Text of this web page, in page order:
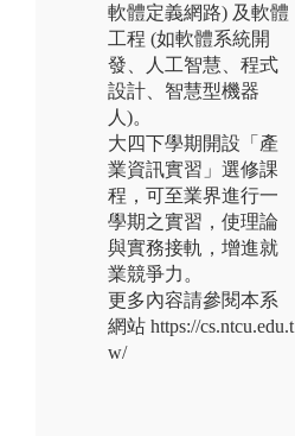
軟體定義網路) 及軟體
工程 (如軟體系統開
發、人工智慧、程式
設計、智慧型機器
人)。
大四下學期開設「產
業資訊實習」選修課
程，可至業界進行一
學期之實習，使理論
與實務接軌，增進就
業競爭力。
更多內容請參閱本系
網站 https://cs.ntcu.edu.t
w/